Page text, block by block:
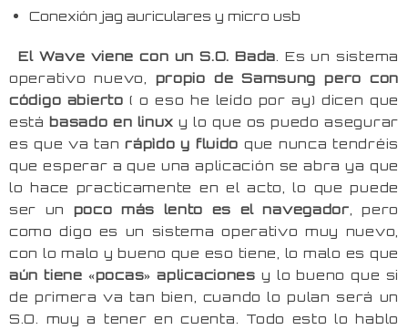
Conexión jag auriculares y micro usb
El Wave viene con un S.O. Bada. Es un sistema
operativo nuevo, propio de Samsung pero con
código abierto ( o eso he leído por ay) dicen que
estábasado en linuxy lo que os puedo asegurar
es que va tanrápìdo y fluido que nunca tendréis
que esperar a que una aplicación se abra ya que
lo hace practicamente en el acto, lo que puede
ser un poco más lento es el navegador , pero
como digo es un sistema operativo muy nuevo,
con lo malo y bueno que eso tiene, lo malo es que
aún tiene «pocas» aplicaciones y lo bueno que si
de primera va tan bien, cuando lo pulan será un
S.O. muy a tener en cuenta. Todo esto lo hablo